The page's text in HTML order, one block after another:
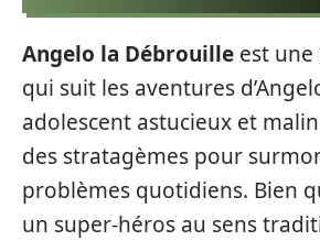
Angelo la Débrouille est une
qui suit les aventures
adolescent astucieux et
des stratagèmes pour
problèmes quotidiens. Bien
un super-héros au sens